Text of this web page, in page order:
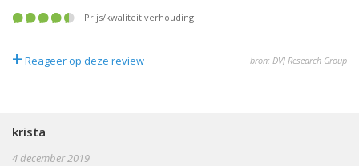
prijs/kwaliteit verhouding
+ Reageer op deze review bron: DVJ Research Group
krista
4 december 2019